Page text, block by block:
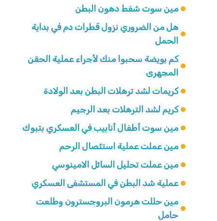
مين سوت شفط دهون البطن
هل من الضروري نزول قطرات دم في بداية
الحمل
كم بويضة سحبوا منك لأجراء عملية الحقن
المجهرى
كريمات لشد ترهلات البطن بعد الولادة
كريم لشد الترهلات بعد الرجيم
مين سوت أطفال أنابيب في العسكري بتبوك
مين عملت عملية استئصال الرحم
مين عملت تحليل السائل الامينوسي
عملية شد البطن في المستشفى العسكري
مين حللت هرمون البروجسترون وطلعت
حامل